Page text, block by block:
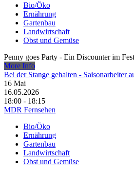
Bio/Öko
Ernährung
Gartenbau
Landwirtschaft
Obst und Gemüse
Penny goes Party - Ein Discounter im
More Info
Bei der Stange gehalten - Saisonarbeiter
16 Mai
16.05.2026
18:00 - 18:15
MDR Fernsehen
Bio/Öko
Ernährung
Gartenbau
Landwirtschaft
Obst und Gemüse